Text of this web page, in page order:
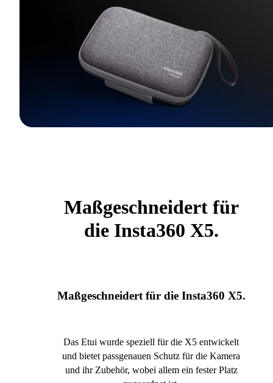
Maßgeschneidert für
die Insta360 X5.
Maßgeschneidert für die Insta360 X5.
Das Etui wurde speziell für die X5 entwickelt
und bietet passgenauen Schutz für die Kamera
und ihr Zubehör, wobei allem ein fester Platz